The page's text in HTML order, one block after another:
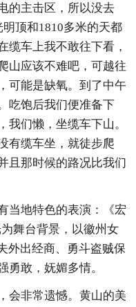
的主击区，所以没去
顶和1810多米的天都
缆车上我不敢往下看，
山应该不难吧，可越往
可能是缺氧。到了中午
吃饱后我们便准备下
我们懒，坐缆车下山。
缆车坐，就徒步爬
且那时候的路况比我们
当地特色的表演：《宏
舞台背景，以徽州女
外出经商、勇斗盗贼保
勇敢，妩媚多情。
会非常遗憾。黄山的美